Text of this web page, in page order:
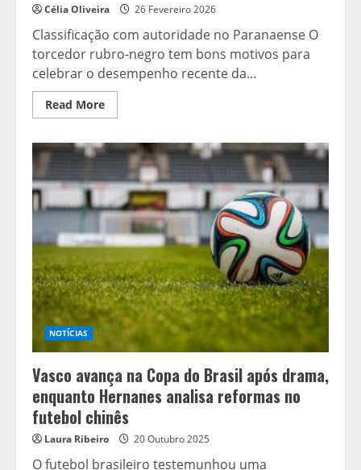
Célia Oliveira 26 Fevereiro 2026
Classificação com autoridade no Paranaense O
torcedor rubro-negro tem bons motivos para
celebrar o desempenho recente da...
Read MoreRead
more
por
goleada
Estadual,
Athletico
vira
a
chave
para
confronto
direto
no
Brasileirão
NOTÍCIAS
Vasco avança na Copa do Brasil após drama,
enquanto Hernanes analisa reformas no
futebol chinês
Laura Ribeiro 20 Outubro 2025
O futebol brasileiro testemunhou uma